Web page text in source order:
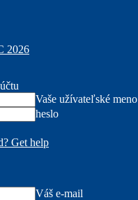
2026
Vaše užívateľské meno
heslo
Get help
Váš e-mail